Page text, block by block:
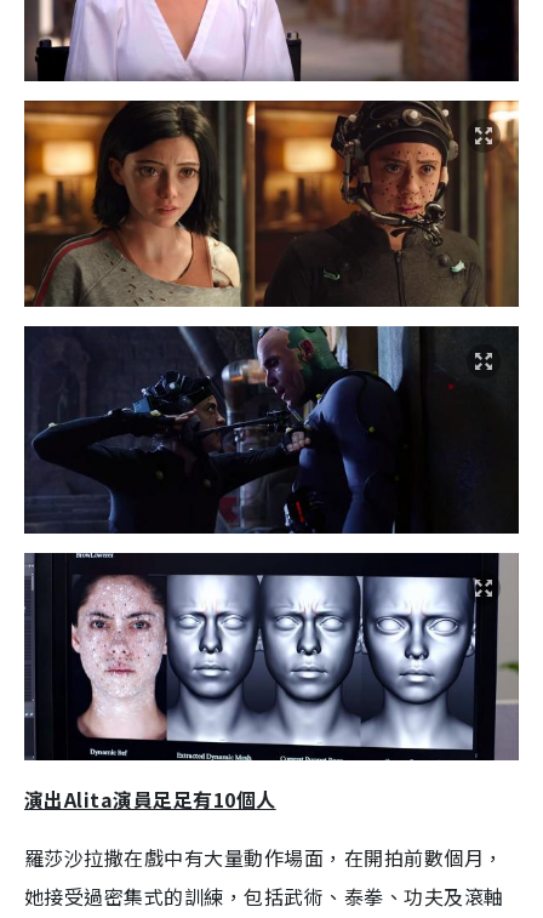
演出Alita演員足足有10個人
羅莎沙拉撒在戲中有大量動作場面，在開拍前數個月，
她接受過密集式的訓練，包括武術、泰拳、功夫及滾軸